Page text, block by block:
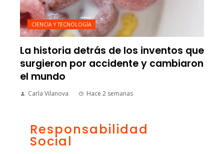
CIENCIA Y TECNOLOGÍA
La historia detrás de los inventos que
surgieron por accidente y cambiaron
el mundo
Carla Vilanova Hace 2 semanas
Responsabilidad
Social